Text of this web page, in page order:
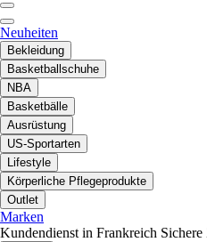
Neuheiten
Bekleidung
Basketballschuhe
NBA
Basketbälle
Ausrüstung
US-Sportarten
Lifestyle
Körperliche Pflegeprodukte
Outlet
Marken
Kundendienst in Frankreich